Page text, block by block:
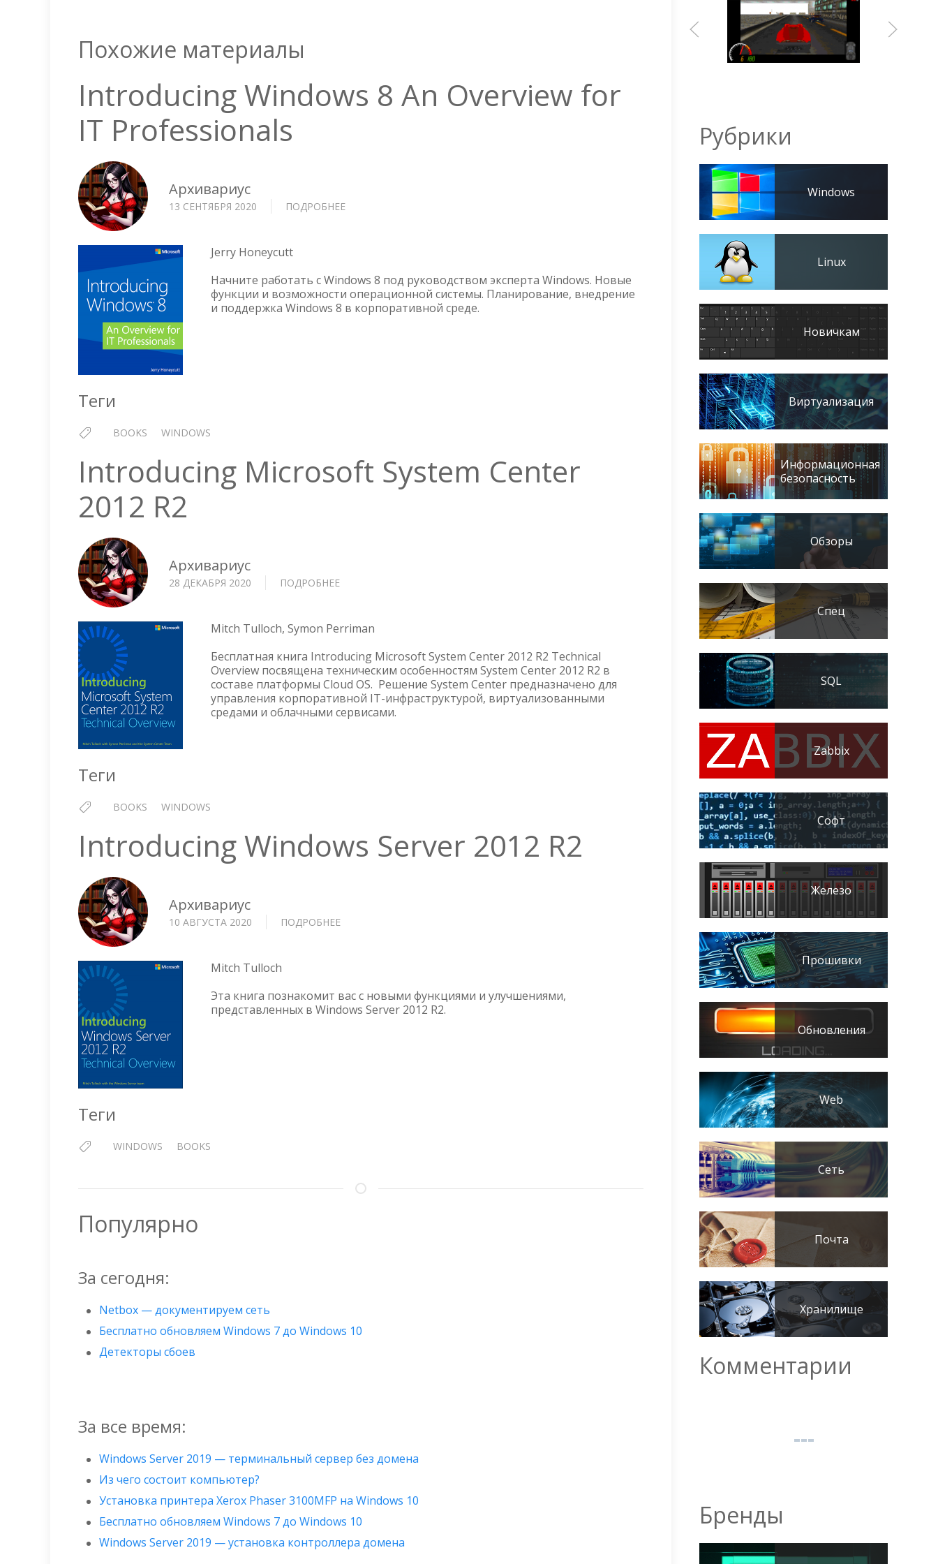
Похожие материалы
Introducing Windows 8 An Overview for
IT Professionals
Архивариус
13 СЕНТЯБРЯ 2020 ПОДРОБНЕЕ
OVERVIEW
FOR
IT
Jerry Honeycutt
Начните работать с Windows 8 под руководством эксперта Windows. Новые
функции и возможности операционной системы. Планирование, внедрение
и поддержка Windows 8 в корпоративной среде.
Теги
BOOKS WINDOWS
Introducing Microsoft System Center
2012 R2
Архивариус
28 ДЕКАБРЯ 2020 ПОДРОБНЕЕ
SYSTEM
2012
R2
Mitch Tulloch, Symon Perriman
Бесплатная книга Introducing Microsoft System Center 2012 R2 Technical
Overview посвящена техническим особенностям System Center 2012 R2 в
составе платформы Cloud OS. Решение System Center предназначено для
управления корпоративной IT-инфраструктурой, виртуализованными
средами и облачными сервисами.
Теги
BOOKS WINDOWS
Introducing Windows Server 2012 R2
Архивариус
10 АВГУСТА 2020 ПОДРОБНЕЕ
R2
Mitch Tulloch
Эта книга познакомит вас с новыми функциями и улучшениями,
представленных в Windows Server 2012 R2.
Теги
WINDOWS BOOKS
Популярно
За сегодня:
Netbox — документируем сеть
Бесплатно обновляем Windows 7 до Windows 10
Детекторы сбоев
За все время:
Windows Server 2019 — терминальный сервер без домена
Из чего состоит компьютер?
Установка принтера Xerox Phaser 3100MFP на Windows 10
Бесплатно обновляем Windows 7 до Windows 10
Windows Server 2019 — установка контроллера домена
Рубрики
Windows
Linux
Новичкам
Виртуализация
Информационная
безопасность
Обзоры
Спец
SQL
Zabbix
Софт
Железо
Прошивки
Обновления
Web
Сеть
Почта
Хранилище
Комментарии
Бренды